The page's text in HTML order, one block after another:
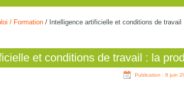
/ Formation / Intelligence artificielle et conditions de
et conditions de travail : la
Publication : 8 juin